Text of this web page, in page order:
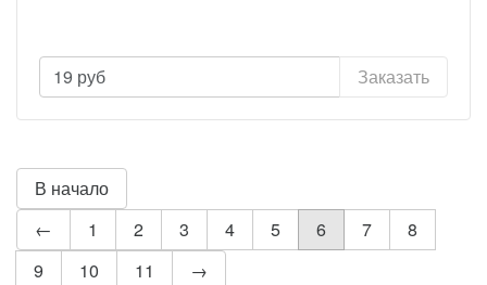
19 руб Заказать
В начало
←
1 2 3 4 5 6 7
8
9
10 11
→